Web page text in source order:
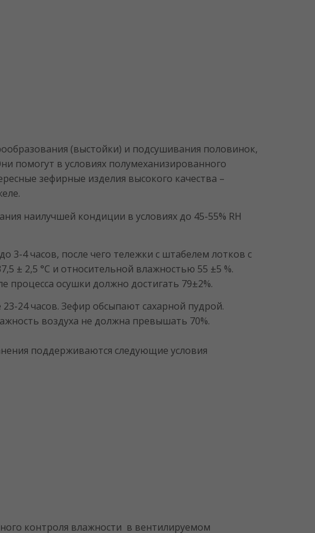
(выстойки) и подсушивания половинок,
помогут в условиях полумеханизированного
зефирные изделия высокого качества –
наилучшей кондиции в условиях до 45-55% RH
3-4 часов, после чего тележки с штабелем лотков с
± 2,5 °С и относительной влажностью 55 ±5 %.
осушки должно достигать 79±2%.
24 часов. Зефир обсыпают сахарной пудрой.
воздуха не должна превышать 70%.
поддерживаются следующие условия
контроля влажности в вентилируемом